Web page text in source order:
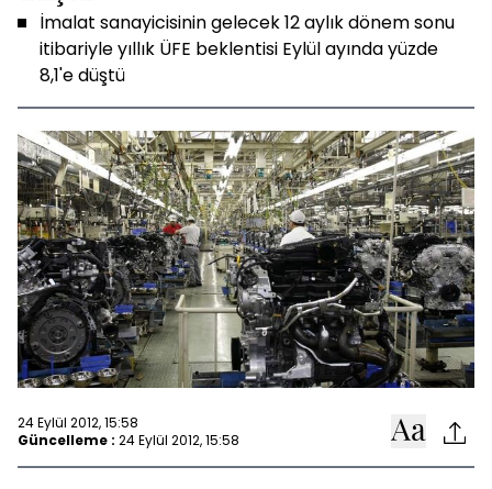
İmalat sanayicisinin gelecek 12 aylık dönem sonu
itibariyle yıllık ÜFE beklentisi Eylül ayında yüzde
8,1'e düştü
24 Eylül 2012, 15:58
Güncelleme : 24 Eylül 2012, 15:58